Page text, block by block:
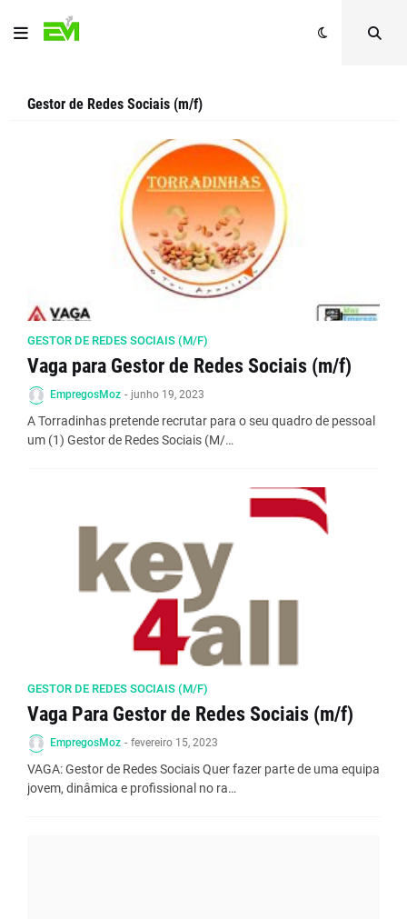
Gestor de Redes Sociais (m/f)
GESTOR DE REDES SOCIAIS (M/F)
Vaga para Gestor de Redes Sociais (m/f)
EmpregosMoz - junho 19, 2023
A Torradinhas pretende recrutar para o seu quadro de pessoal
um (1) Gestor de Redes Sociais (M/…
GESTOR DE REDES SOCIAIS (M/F)
Vaga Para Gestor de Redes Sociais (m/f)
EmpregosMoz - fevereiro 15, 2023
VAGA: Gestor de Redes Sociais Quer fazer parte de uma equipa
jovem, dinâmica e profissional no ra…